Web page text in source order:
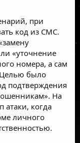
при
код из СМС.
«уточнение
номера, а сам
было
подтверждения
На
атаки, когда
личного